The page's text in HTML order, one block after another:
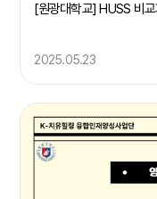
[원광대학교] HUSS 비
2025.05.23